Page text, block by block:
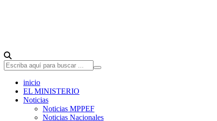
inicio
EL MINISTERIO
Noticias
Noticias MPPEF
Noticias Nacionales